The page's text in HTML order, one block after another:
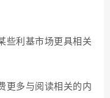
些利基市场更具相关
更多与阅读相关的内